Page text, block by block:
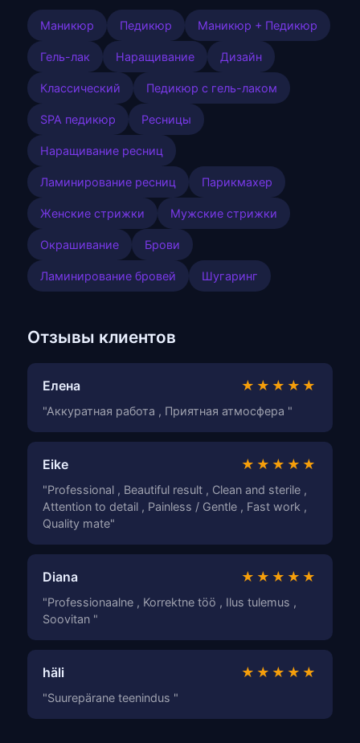
Маникюр Педикюр Маникюр + Педикюр
Гель-лак Наращивание Дизайн
Классический Педикюр с гель-лаком
SPA педикюр Ресницы
Наращивание ресниц
Ламинирование ресниц Парикмахер
Женские стрижки Мужские стрижки
Окрашивание Брови
Ламинирование бровей Шугаринг
Отзывы клиентов
Елена ★★★★★
"Аккуратная работа , Приятная атмосфера "
Eike ★★★★★
"Professional , Beautiful result , Clean and sterile ,
Attention to detail , Painless / Gentle , Fast work ,
Quality mate"
Diana ★★★★★
"Professionaalne , Korrektne töö , Ilus tulemus ,
Soovitan "
häli ★★★★★
"Suurepärane teenindus "